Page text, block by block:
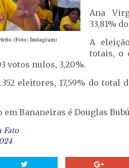
(Foto: Instagram)
Ana
33,81%
A
totais, o
votos nulos, 3,20%.
eleitores, 17,59% do
Bananeiras é Douglas
Fato